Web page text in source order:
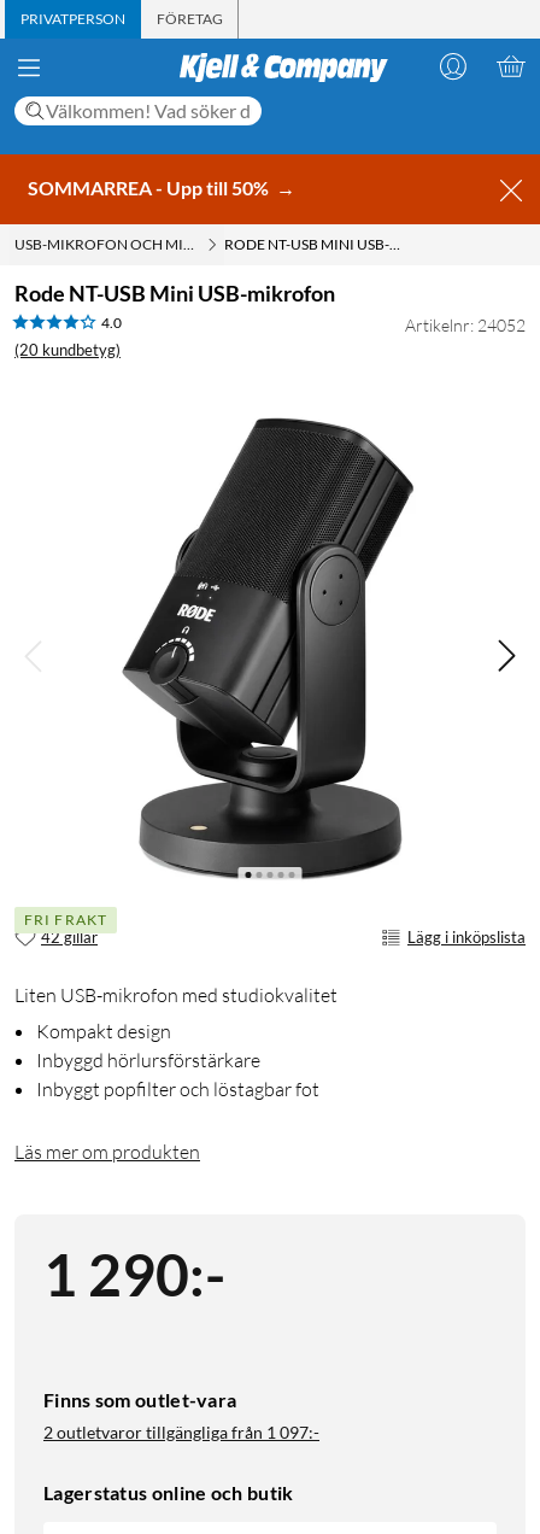
PRIVATPERSON FÖRETAG
SOMMARREA - Upp till 50% →
USB-MIKROFON OCH MIKROFON TILL DATOR RODE NT-USB MINI USB-MIKROFON
Rode NT-USB Mini USB-mikrofon
4.0
(20 kundbetyg)
Artikelnr: 24052
FRI FRAKT
42 gillar Lägg i inköpslista
Liten USB-mikrofon med studiokvalitet
Kompakt design
Inbyggd hörlursförstärkare
Inbyggt popfilter och löstagbar fot
Läs mer om produkten
1 290:-
Finns som outlet-vara
2 outletvaror tillgängliga från 1 097:-
Lagerstatus online och butik